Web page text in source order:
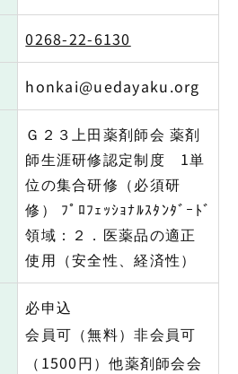
0268-22-6130
honkai@uedayaku.org
Ｇ２３上田薬剤師会 薬剤
師生涯研修認定制度 1単
位の集合研修（必須研
修） ﾌﾟﾛﾌｪｯｼｮﾅﾙｽﾀﾝﾀﾞｰﾄﾞ
領域：２．医薬品の適正
使用（安全性、経済性）
必申込
会員可（無料）非会員可
（1500円）他薬剤師会会